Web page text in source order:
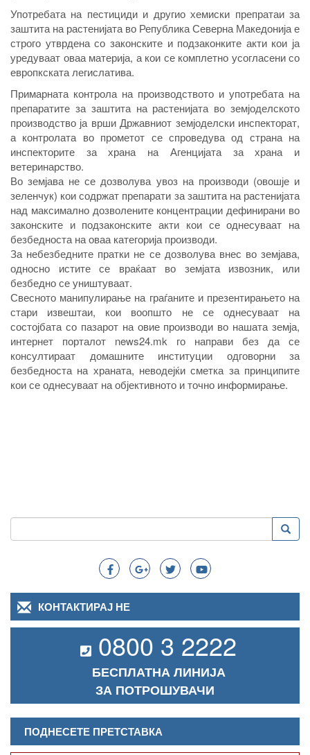
Употребата на пестициди и другио хемиски препратаи за
заштита на растенијата во Република Северна Македонија е
строго утврдена со законските и подзаконките акти кои ја
уредуваат оваа материја, а кои се комплетно усогласени со
европкската легислатива.
Примарната контрола на производството и употребата на
препаратите за заштита на растенијата во земјоделското
производство ја врши Државниот земјоделски инспекторат,
а контролата во прометот се спроведува од страна на
инспекторите за храна на Агенцијата за храна и
ветеринарство.
Во земјава не се дозволува увоз на производи (овошје и
зеленчук) кои содржат препарати за заштита на растенијата
над максимално дозволените концентрации дефинирани во
законските и подзаконските акти кои се однесуваат на
безбедноста на оваа категорија производи.
За небезбедните пратки не се дозволува внес во земјава,
односно истите се враќаат во земјата извозник, или
безбедно се уништуваат.
Свесното манипулирање на граѓаните и презентирањето на
стари извештаи, кои воопшто не се однесуваат на
состојбата со пазарот на овие производи во нашата земја,
интернет порталот news24.mk го направи без да се
консултираат домашните институции одговорни за
безбедноста на храната, неводејќи сметка за принципите
кои се однесуваат на објективното и точно информирање.
Search
Пребарување
КОНТАКТИРАЈ НЕ
0800 3 2222
БЕСПЛАТНА ЛИНИЈА
ЗА ПОТРОШУВАЧИ
ПОДНЕСЕТЕ ПРЕТСТАВКА